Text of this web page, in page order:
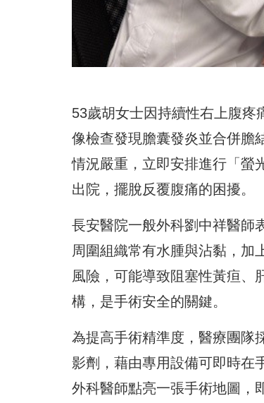
53歲胡女士因持續性右上腹疼
像檢查發現膽囊發炎並合併膽
情況嚴重，立即安排進行「螢
出院，擺脫反覆腹痛的困擾。
長安醫院一般外科劉中祥醫師
周圍組織常有水腫與沾黏，加
風險，可能導致阻塞性黃疸、
構，是手術安全的關鍵。
為提高手術精準度，醫療團隊
影劑，藉由專用設備可即時在
外科醫師點亮一張手術地圖，